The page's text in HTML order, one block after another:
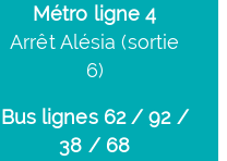
Métro ligne 4
Arrêt Alésia (sortie
6)
Bus lignes 62 / 92 /
38 / 68